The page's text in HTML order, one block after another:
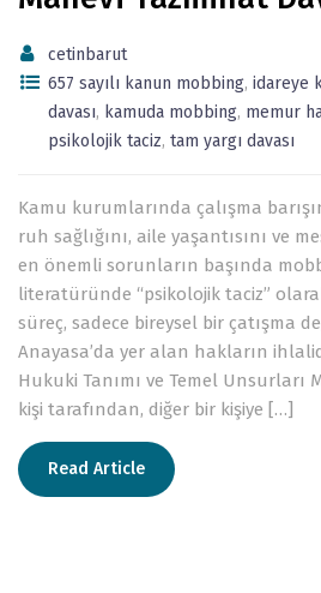
cetinbarut
657 sayılı kanun mobbing, idareye
davası, kamuda mobbing, memur
psikolojik taciz, tam yargı davası
Kamu kurumlarında çalışma
ruh sağlığını, aile yaşantısını ve
en önemli sorunların başında
literatüründe “psikolojik taciz”
süreç, sadece bireysel bir çatışma
Anayasa’da yer alan hakların
Hukuki Tanımı ve Temel Unsurları
kişi tarafından, diğer bir kişiye […]
Read Article